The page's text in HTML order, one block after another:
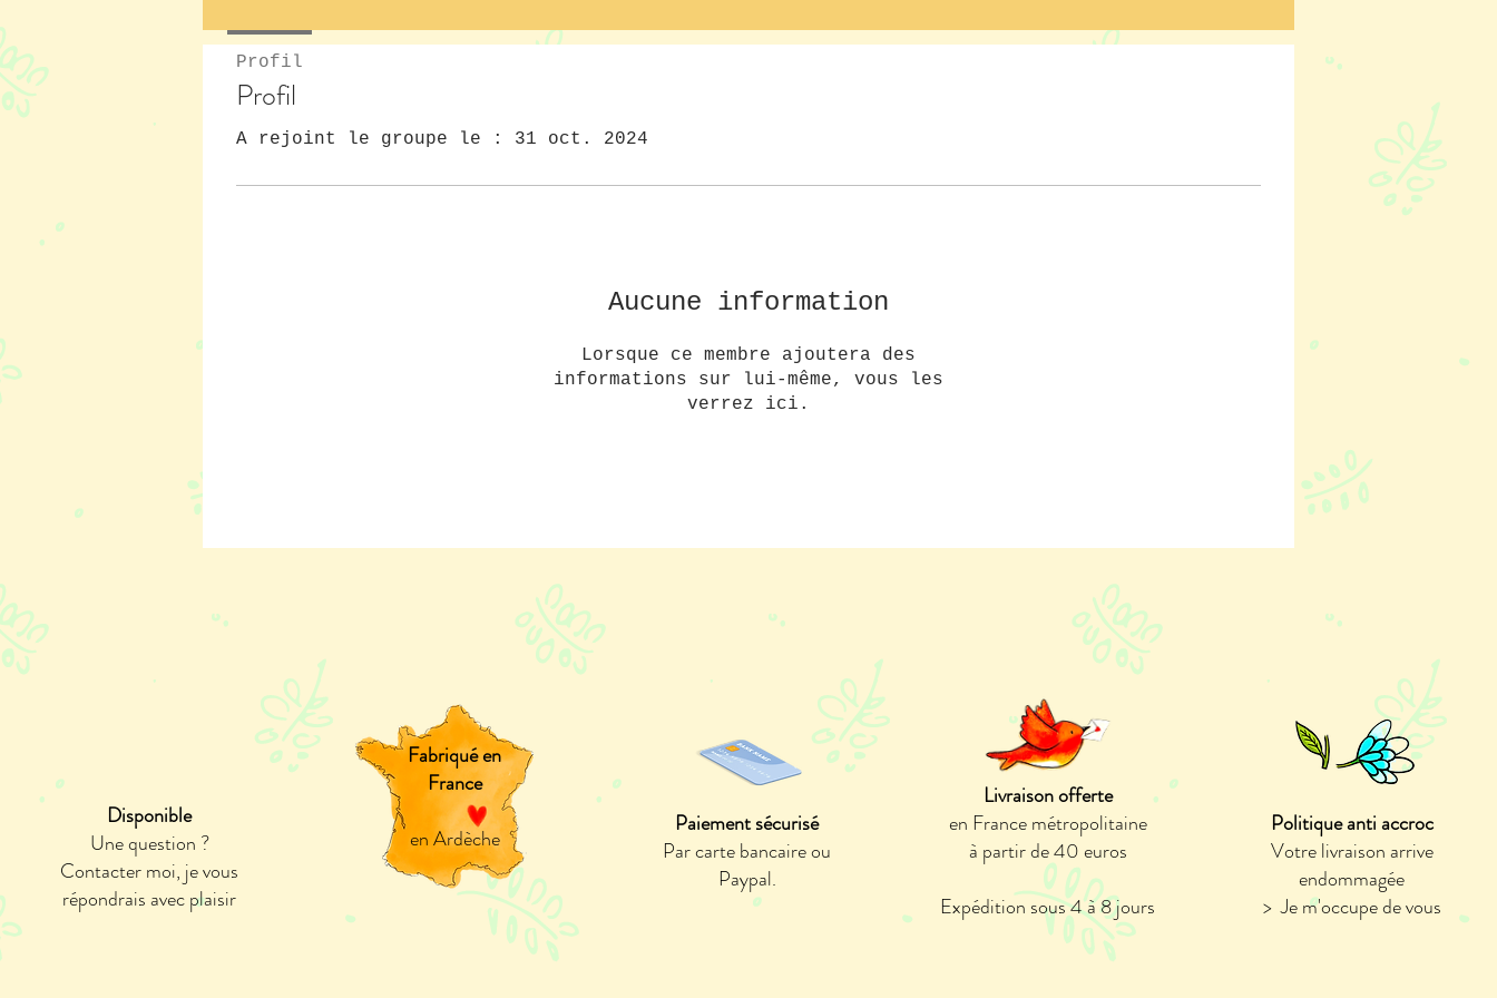
Profil
A rejoint le groupe le : 31 oct. 2024
Aucune information
Lorsque ce membre ajoutera des
informations sur lui-même, vous les
verrez ici.
Profil
Disponible
Une question ?
Contacter moi, je vous
répondrais avec plaisir
Fabriqué en
France
en Ardèche
Paiement sécurisé
Par carte bancaire ou
Paypal.
Livraison offerte
en France métropolitaine
à partir de 40 euros
Expédition sous 4 à 8 jours
Politique anti accroc
Votre livraison arrive
endommagée
> Je m'occupe de vous